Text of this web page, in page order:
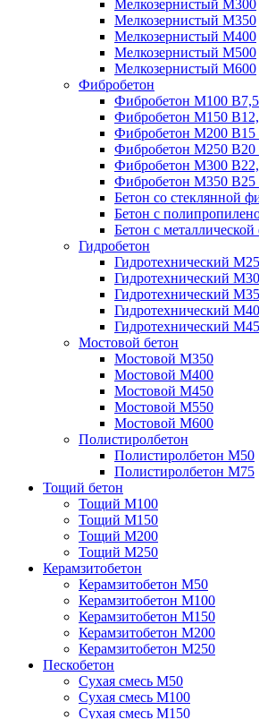
Мелкозернистый М300
Мелкозернистый М350
Мелкозернистый М400
Мелкозернистый М500
Мелкозернистый М600
Фибробетон
Фибробетон М100
Фибробетон М150
Фибробетон М200 B15
Фибробетон М250 B20
Фибробетон М300
Фибробетон М350 B25
Бетон со стеклянной
Бетон с
Бетон с
Гидробетон
Гидротехнический
Гидротехнический
Гидротехнический
Гидротехнический
Гидротехнический
Мостовой бетон
Мостовой М350
Мостовой М400
Мостовой М450
Мостовой М550
Мостовой М600
Полистиролбетон
Полистиролбетон М50
Полистиролбетон М75
Тощий бетон
Тощий М100
Тощий М150
Тощий М200
Тощий М250
Керамзитобетон
Керамзитобетон М50
Керамзитобетон М100
Керамзитобетон М150
Керамзитобетон М200
Керамзитобетон М250
Пескобетон
Сухая смесь М50
Сухая смесь М100
Сухая смесь М150